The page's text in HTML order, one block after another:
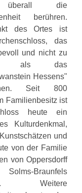
die
berühren.
des Ortes ist
das
und nicht zu
als das
Hessens"
Seit 800
Familienbesitz ist
heute ein
Kulturdenkmal,
und
von der Familie
von Oppersdorff
Braunfels
Weitere